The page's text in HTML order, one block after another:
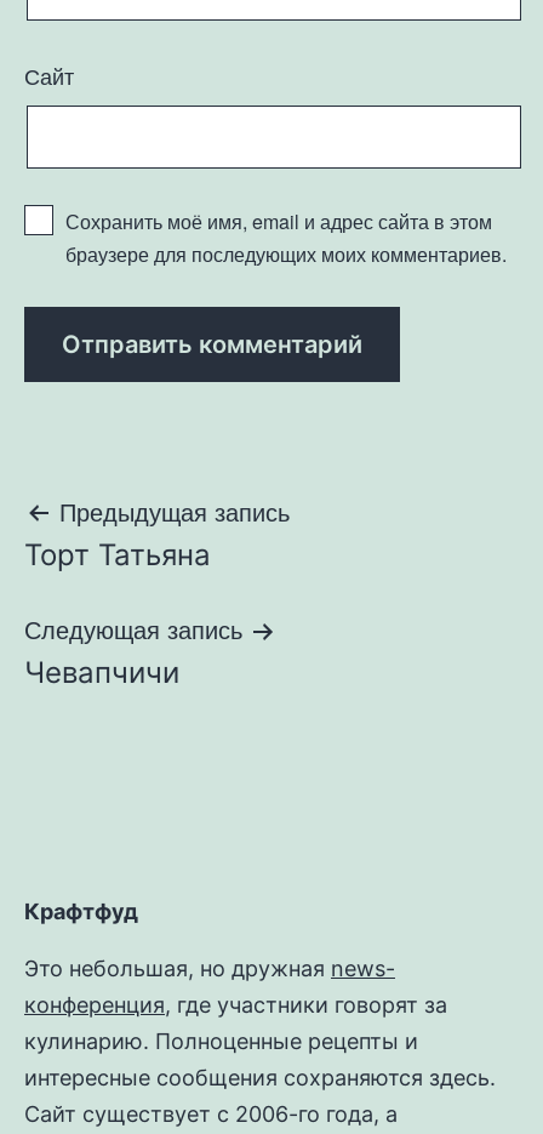
Сайт
Сохранить моё имя, email и адрес сайта в этом
браузере для последующих моих комментариев.
Навигация
по
записям
Предыдущая запись
Торт Татьяна
Следующая запись
Чевапчичи
Крафтфуд
Это небольшая, но дружная news-
конференция, где участники говорят за
кулинарию. Полноценные рецепты и
интересные сообщения сохраняются здесь.
Сайт существует с 2006-го года, а